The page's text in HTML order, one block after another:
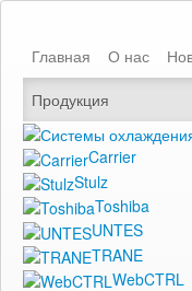
Главная О нас
Продукция
Carrier
Stulz
Toshiba
UNTES
TRANE
WebCTRL